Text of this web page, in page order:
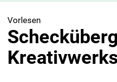
Vorlesen